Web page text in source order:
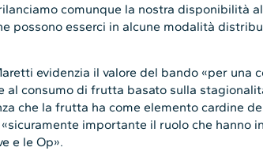
comunque la nostra disponibilità
possono esserci in alcune modalità
evidenzia il valore del bando «per una
al consumo di frutta basato sulla
che la frutta ha come elemento cardine
importante il ruolo che hanno
e le Op».